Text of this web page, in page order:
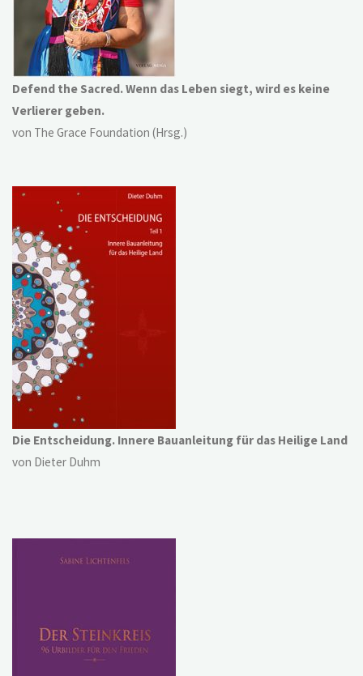
Defend the Sacred. Wenn das Leben siegt, wird es keine
Verlierer geben.
von The Grace Foundation (Hrsg.)
Die Entscheidung. Innere Bauanleitung für das Heilige Land
von Dieter Duhm